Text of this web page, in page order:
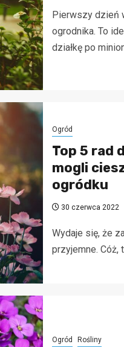
Pierwszy dzień
ogrodnika. To
działkę po
Ogród
Top 5 rad
mogli
ogródku
30 czerwca 2022
Wydaje się, że
przyjemne. Cóż,
Ogród Rośliny